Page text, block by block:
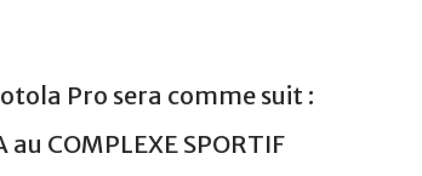
Pro sera comme suit :
COMPLEXE SPORTIF